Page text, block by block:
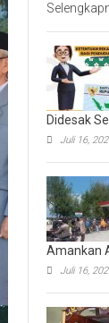
Didesak
Juli 16,
Amankan
Juli 16,